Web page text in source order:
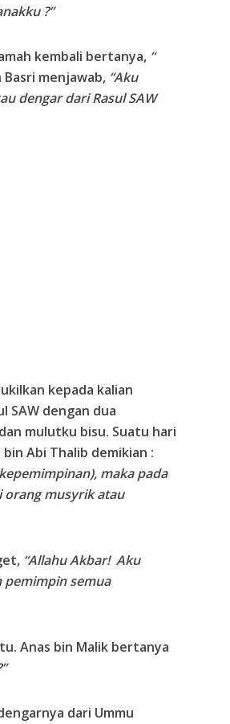
?”
kembali bertanya, “
Basri menjawab, “Aku
dengar dari Rasul SAW
kepada kalian
SAW dengan dua
mulutku bisu. Suatu hari
Abi Thalib demikian :
maka pada
orang musyrik atau
“Allahu Akbar! Aku
pemimpin semua
Anas bin Malik bertanya
dari Ummu